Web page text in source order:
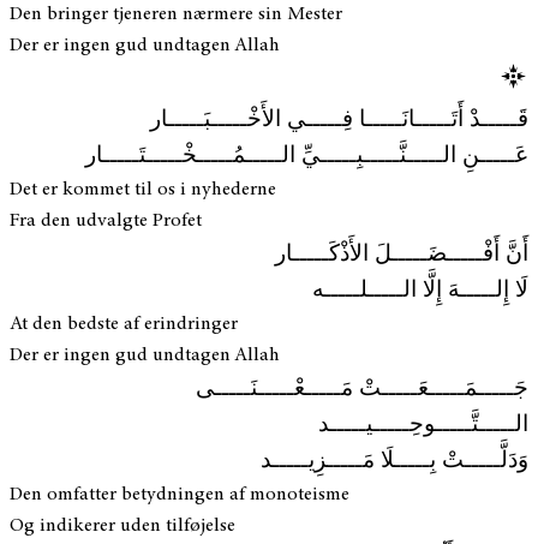
Den bringer tjeneren nærmere sin Mester
Der er ingen gud undtagen Allah
قَـــــدْ أَتَـــــانَـــــا فِـــــي الأَخْـــــبَـــــار
عَـــــنِ الـــــنَّـــــبِـــــيِّ الـــــمُـــــخْـــــتَـــــار
Det er kommet til os i nyhederne
Fra den udvalgte Profet
أَنَّ أَفْـــــضَـــــلَ الأَذْكَـــــار
لَا إِلـــــهَ إِلَّا الـــــلـــــه
At den bedste af erindringer
Der er ingen gud undtagen Allah
جَـــــمَـــــعَـــــتْ مَـــــعْـــــنَـــــى
الـــــتَّـــــوحِـــــيـــــد
وَدَلَّـــــتْ بِـــــلَا مَـــــزِيـــــد
Den omfatter betydningen af monoteisme
Og indikerer uden tilføjelse